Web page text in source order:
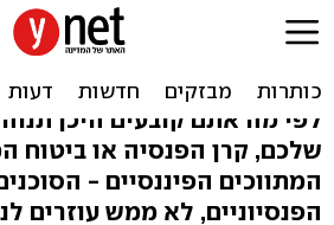
העתיד הכלכלי
תתנו לכלב להחליט
לפי מה אתם קובעים היכן
שלכם, קרן הפנסיה או ביטוח
המתווכים הפיננסיים -
הפנסיוניים, לא ממש עוזרים